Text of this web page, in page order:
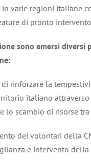
in varie regioni italiane
di pronto
sono emersi diversi
rinforzare la
italiano attraverso
lo scambio di risorse
dei volontari della
e intervento della